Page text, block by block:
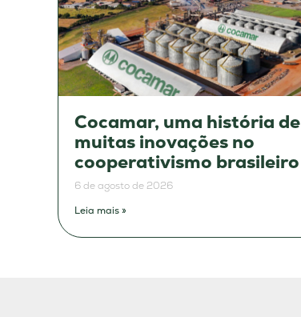
Cocamar, uma história de
muitas inovações no
cooperativismo brasileiro
6 de agosto de 2026
Leia mais »